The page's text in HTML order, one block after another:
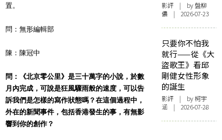
置。
問：無形編輯部
陳：陳冠中
問：《北京零公里》是三十萬字的小說，於數
月內完成，可說是狂風驟雨般的速度，可以告
訴我們是怎樣的寫作狀態嗎？在這個過程中，
外在的新聞事件，包括香港發生的事，有無影
響到你的創作？
影評 | by 盤柳
儂 | 2026-07-23
只要你不怕我
就行——從《大
盜歌王》看邱
剛健女性形象
的誕生
影評 | by 柯宇
涵 | 2026-07-28